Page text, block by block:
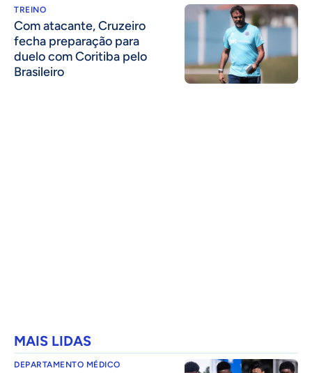
TREINO
Com atacante, Cruzeiro
fecha preparação para
duelo com Coritiba pelo
Brasileiro
MAIS LIDAS
DEPARTAMENTO MÉDICO